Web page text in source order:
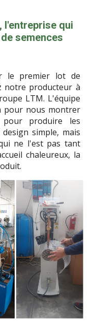
l'entreprise qui
semences
le premier lot de
notre producteur à
LTM. L'équipe
pour nous montrer
pour produire les
simple, mais
ne l'est pas tant
chaleureux, la